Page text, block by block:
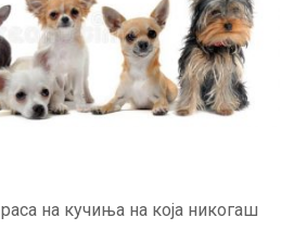
на кучиња на која никогаш